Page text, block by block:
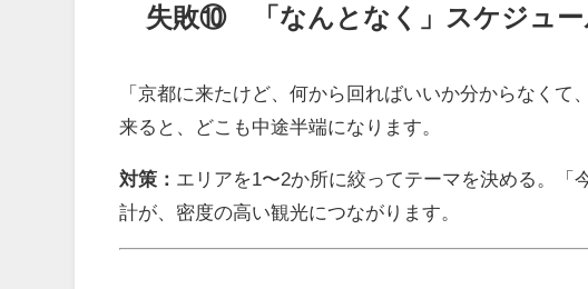
失敗⑩ 「なんとなく」スケジュー
「京都に来たけど、何から回ればいいか分からなく
来ると、どこも中途半端になります。
対策： エリアを1〜2か所に絞ってテーマを決める。
計が、密度の高い観光につながります。